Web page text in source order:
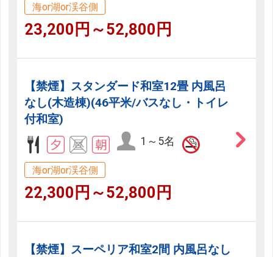
海or湖or渓谷側
23,200円～52,800円
【禁煙】スタンダード和室12畳 内風呂
なし(木造棟)(46平米/バスなし・トイレ
付和室)
1～5名
海or湖or渓谷側
22,300円～52,800円
【禁煙】スーペリア和室2間 内風呂なし